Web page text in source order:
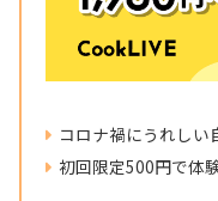
コロナ禍にうれしい
初回限定500円で体